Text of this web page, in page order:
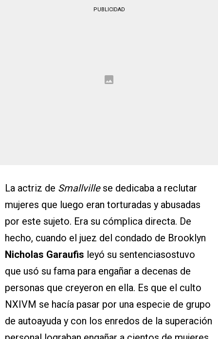
PUBLICIDAD
La actriz de Smallville se dedicaba a reclutar
mujeres que luego eran torturadas y abusadas
por este sujeto. Era su cómplica directa. De
hecho, cuando el juez del condado de Brooklyn
Nicholas Garaufis leyó su sentenciasostuvo
que usó su fama para engañar a decenas de
personas que creyeron en ella. Es que el culto
NXIVM se hacía pasar por una especie de grupo
de autoayuda y con los enredos de la superación